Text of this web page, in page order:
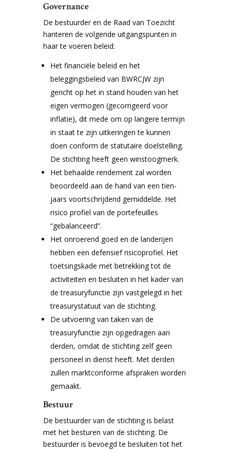
Governance
De bestuurder en de Raad van Toezicht
hanteren de volgende uitgangspunten in
haar te voeren beleid:
Het financiële beleid en het
beleggingsbeleid van BWRCJW zijn
gericht op het in stand houden van het
eigen vermogen (gecorrigeerd voor
inflatie), dit mede om op langere termijn
in staat te zijn uitkeringen te kunnen
doen conform de statutaire doelstelling.
De stichting heeft geen winstoogmerk.
Het behaalde rendement zal worden
beoordeeld aan de hand van een tien-
jaars voortschrijdend gemiddelde. Het
risico profiel van de portefeuilles
“gebalanceerd”.
Het onroerend goed en de landerijen
hebben een defensief risicoprofiel. Het
toetsingskade met betrekking tot de
activiteiten en besluiten in het kader van
de treasuryfunctie zijn vastgelegd in het
treasurystatuut van de stichting.
De uitvoering van taken van de
treasuryfunctie zijn opgedragen aan
derden, omdat de stichting zelf geen
personeel in dienst heeft. Met derden
zullen marktconforme afspraken worden
gemaakt.
Bestuur
De bestuurder van de stichting is belast
met het besturen van de stichting. De
bestuurder is bevoegd te besluiten tot het